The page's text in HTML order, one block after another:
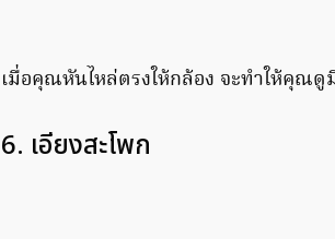
เมื่อคุณหันไหล่ตรงให้กล้อง จะทำให้คุณดู
6. เอียงสะโพก